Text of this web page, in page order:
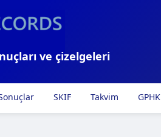
ve çizelgeleri
SKIF Takvim GPHK